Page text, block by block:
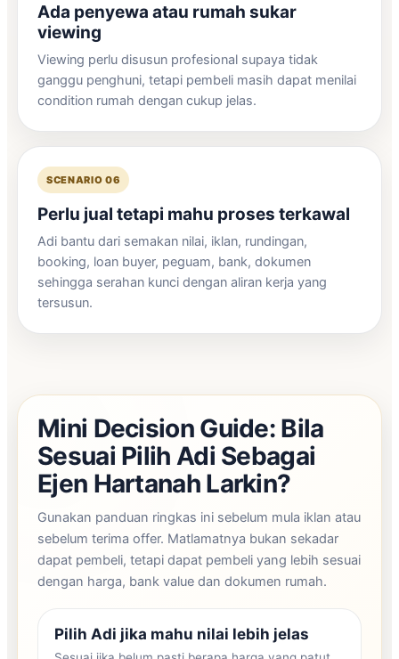
Ada penyewa atau rumah sukar
viewing
Viewing perlu disusun profesional supaya tidak
ganggu penghuni, tetapi pembeli masih dapat menilai
condition rumah dengan cukup jelas.
SCENARIO 06
Perlu jual tetapi mahu proses terkawal
Adi bantu dari semakan nilai, iklan, rundingan,
booking, loan buyer, peguam, bank, dokumen
sehingga serahan kunci dengan aliran kerja yang
tersusun.
Mini Decision Guide: Bila
Sesuai Pilih Adi Sebagai
Ejen Hartanah Larkin?
Gunakan panduan ringkas ini sebelum mula iklan atau
sebelum terima offer. Matlamatnya bukan sekadar
dapat pembeli, tetapi dapat pembeli yang lebih sesuai
dengan harga, bank value dan dokumen rumah.
Pilih Adi jika mahu nilai lebih jelas